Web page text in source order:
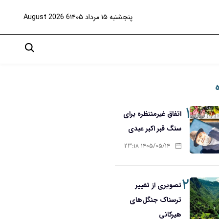
پنجشنبه ۱۵ مرداد ۱۴۰۵ 6 August 2026
۱ اتفاق غیرمنتظره برای
سنگ قبر اکبر عبدی
۱۴۰۵/۰۵/۱۴ ۲۳:۱۸
۲تصویری از تغییر
ترسناک جنگل‌های
هیرکانی